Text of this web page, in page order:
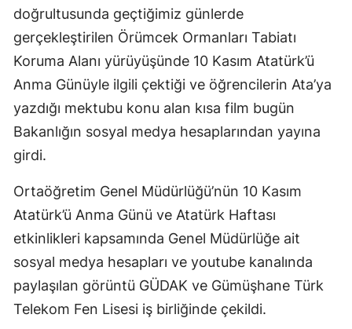
Kayseri
Kırklareli
Kocaeli
Konya
Malatya
Manisa
Kahramanmaraş
doğrultusunda geçtiğimiz günlerde
gerçekleştirilen Örümcek Ormanları Tabiatı
Koruma Alanı yürüyüşünde 10 Kasım Atatürk’ü
Anma Günüyle ilgili çektiği ve öğrencilerin Ata’ya
yazdığı mektubu konu alan kısa film bugün
Bakanlığın sosyal medya hesaplarından yayına
girdi.
Ortaöğretim Genel Müdürlüğü’nün 10 Kasım
Atatürk’ü Anma Günü ve Atatürk Haftası
etkinlikleri kapsamında Genel Müdürlüğe ait
sosyal medya hesapları ve youtube kanalında
paylaşılan görüntü GÜDAK ve Gümüşhane Türk
Telekom Fen Lisesi iş birliğinde çekildi.